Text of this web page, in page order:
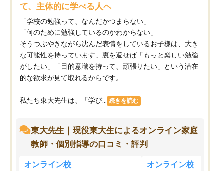
て、主体的に学べる人へ
「学校の勉強って、なんだかつまらない」
「何のために勉強しているのかわからない」
そうつぶやきながら沈んだ表情をしているお子様は、大き
な可能性を持っています。裏を返せば「もっと楽しい勉強
がしたい」「目的意識を持って、頑張りたい」という潜在
的な欲求が見て取れるからです。
私たち東大先生は、「学び... 続きを読む
東大先生｜現役東大生によるオンライン家庭
教師・個別指導の口コミ・評判
オンライン校 オンライン校